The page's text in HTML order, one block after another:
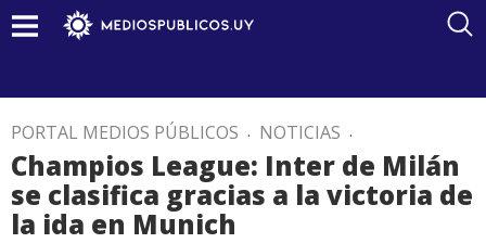
PORTAL MEDIOS PÚBLICOS . NOTICIAS .
Champios League: Inter de Milán
se clasifica gracias a la victoria de
la ida en Munich